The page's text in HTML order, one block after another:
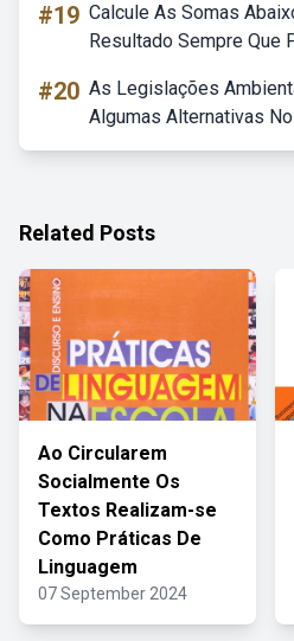
#19 Calcule As Somas
Resultado Sempre Que
#20 As Legislações
Algumas Alternativas
Related Posts
Ao Circularem
Socialmente Os
Textos Realizam-se
Como Práticas De
Linguagem
07 September 2024